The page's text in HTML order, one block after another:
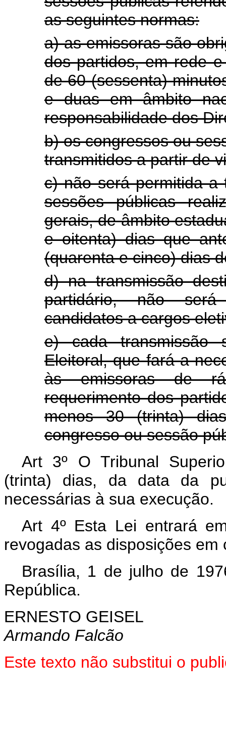
as seguintes normas:
a) as emissoras são
dos partidos, em rede
de 60 (sessenta)
e duas em âmbito
responsabilidade dos
b) os congressos ou
transmitidos a partir de
c) não será permitida a
sessões públicas
gerais, de âmbito
e oitenta) dias que
(quarenta e cinco) dias
d) na transmissão
partidário, não
candidatos a cargos
e) cada transmissão
Eleitoral, que fará a
às emissoras de
requerimento dos
menos 30 (trinta)
congresso ou sessão
Art 3º O Tribunal
(trinta) dias, da data da
necessárias à sua execução.
Art 4º Esta Lei entrará
revogadas as disposições em
Brasília, 1 de julho de
República.
ERNESTO GEISEL
Armando Falcão
Este texto não substitui o